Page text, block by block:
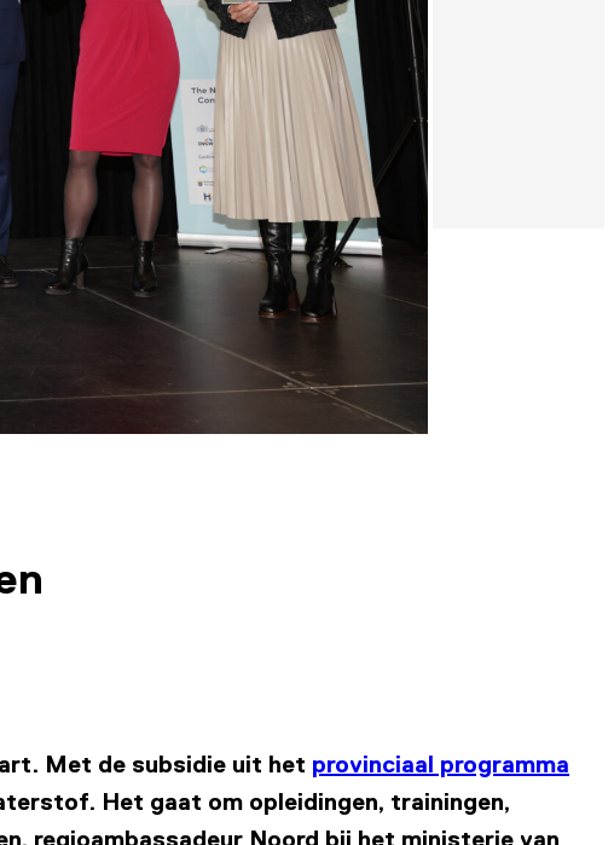
Met de subsidie uit het provinciaal programma
Het gaat om opleidingen, trainingen,
regioambassadeur Noord bij het ministerie van